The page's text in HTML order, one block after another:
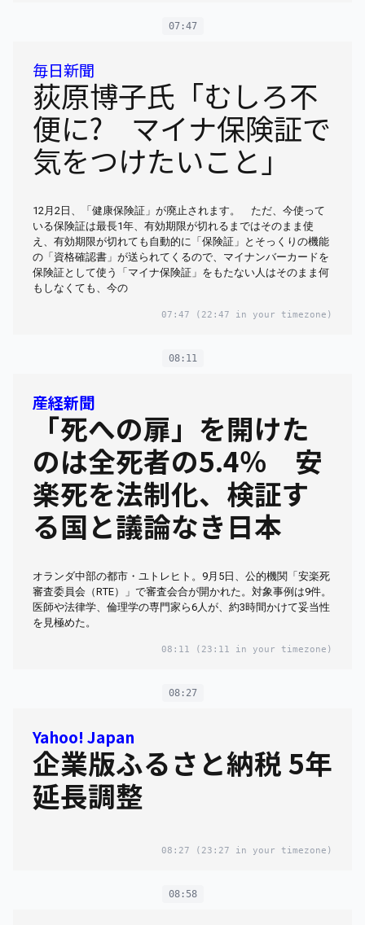
07:47
毎日新聞
荻原博子氏「むしろ不
便に? マイナ保険証で
気をつけたいこと」
12月2日、「健康保険証」が廃止されます。 ただ、今使って
いる保険証は最長1年、有効期限が切れるまではそのまま使
え、有効期限が切れても自動的に「保険証」とそっくりの機能
の「資格確認書」が送られてくるので、マイナンバーカードを
保険証として使う「マイナ保険証」をもたない人はそのまま何
もしなくても、今の
07:47 (22:47 in your timezone)
08:11
産経新聞
「死への扉」を開けた
のは全死者の5.4％ 安
楽死を法制化、検証す
る国と議論なき日本
オランダ中部の都市・ユトレヒト。9月5日、公的機関「安楽死
審査委員会（RTE）」で審査会合が開かれた。対象事例は9件。
医師や法律学、倫理学の専門家ら6人が、約3時間かけて妥当性
を見極めた。
08:11 (23:11 in your timezone)
08:27
Yahoo! Japan
企業版ふるさと納税 5年
延長調整
08:27 (23:27 in your timezone)
08:58